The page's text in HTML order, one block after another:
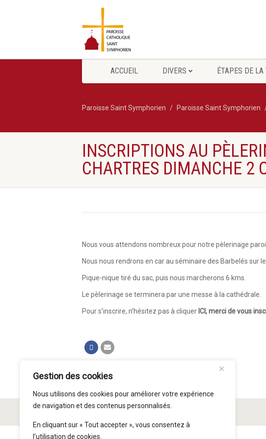
Gestion des cookies
Nous utilisons des cookies pour améliorer votre expérience
de navigation et des contenus personnalisés.
En cliquant sur « Tout accepter », vous consentez à
l’utilisation de cookies.
ACCUEIL DIVERS ÉTAPES DE LA
Paroisse Saint Symphorien Paroisse Saint Symphorien
INSCRIPTIONS AU
CHARTRES DIMANCHE 2
Nous vous attendons nombreux pour notre pèlerinage
Nous nous rendrons en car au séminaire des Barbelés sur
Pique-nique tiré du sac, puis nous marcherons 6 kms.
Le pèlerinage se terminera par une messe à la cathédrale.
Pour s’inscrire, n’hésitez pas à cliquer ICI,merci de vous